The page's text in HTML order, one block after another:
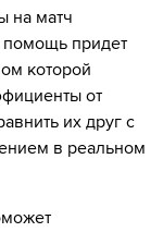
но
на матч
помощь придет
которой
от
их друг с
в реальном